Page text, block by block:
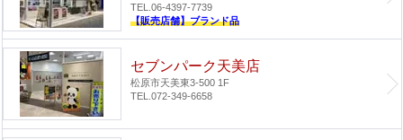
TEL.06-4397-7739
【販売店舗】ブランド品
セブンパーク天美店
松原市天美東3-500 1F
TEL.072-349-6658